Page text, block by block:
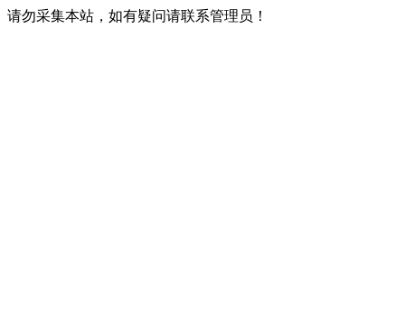
请勿采集本站，如有疑问请联系管理员！